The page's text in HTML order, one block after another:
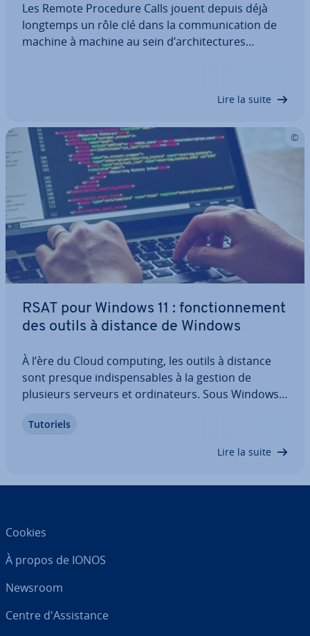
Les Remote Procedure Calls jouent depuis déjà
longtemps un rôle clé dans la com­mu­ni­ca­tion de
machine à machine au sein d’ar­chi­tec­tures
Lire la suite
RSAT pour Windows 11 : fonc­tion­ne­ment
des outils à distance de Windows
À l’ère du Cloud computing, les outils à distance
sont presque in­dis­pen­sables à la gestion de
plusieurs serveurs et or­di­na­teurs. Sous Windows
tra­tion qui per­met­tent d’accéder de façon distante
Tutoriels
Lire la suite
Cookies
À propos de IONOS
Newsroom
Centre d'As­sis­tance